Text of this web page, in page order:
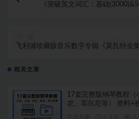
《突破英文词汇：基础
飞利浦珍藏版音乐数字专辑《莫扎特全
相关文章
17套完整版钢琴教程
农、车尔尼等） 资料+